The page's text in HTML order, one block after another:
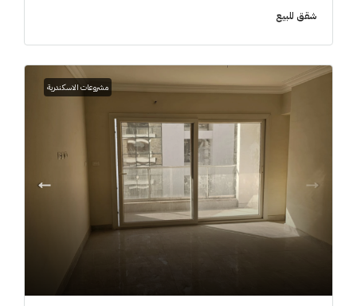
شقق للبيع
مشروعات الاسكندرية